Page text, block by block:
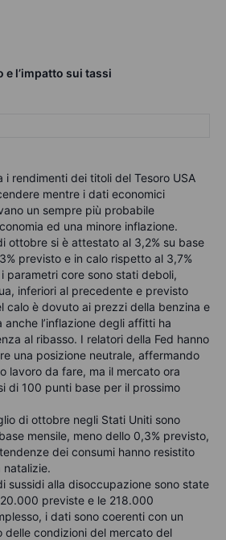
e l’impatto sui tassi
i rendimenti dei titoli del Tesoro USA
mentre i dati economici
un sempre più probabile
ed una minore inflazione.
ottobre si è attestato al 3,2% su base
previsto e in calo rispetto al 3,7%
parametri core sono stati deboli,
inferiori al precedente e previsto
calo è dovuto ai prezzi della benzina e
anche l’inflazione degli affitti ha
al ribasso. I relatori della Fed hanno
una posizione neutrale, affermando
lavoro da fare, ma il mercato ora
di 100 punti base per il prossimo
di ottobre negli Stati Uniti sono
mensile, meno dello 0,3% previsto,
dei consumi hanno resistito
natalizie.
sussidi alla disoccupazione sono state
previste e le 218.000
i dati sono coerenti con un
delle condizioni del mercato del